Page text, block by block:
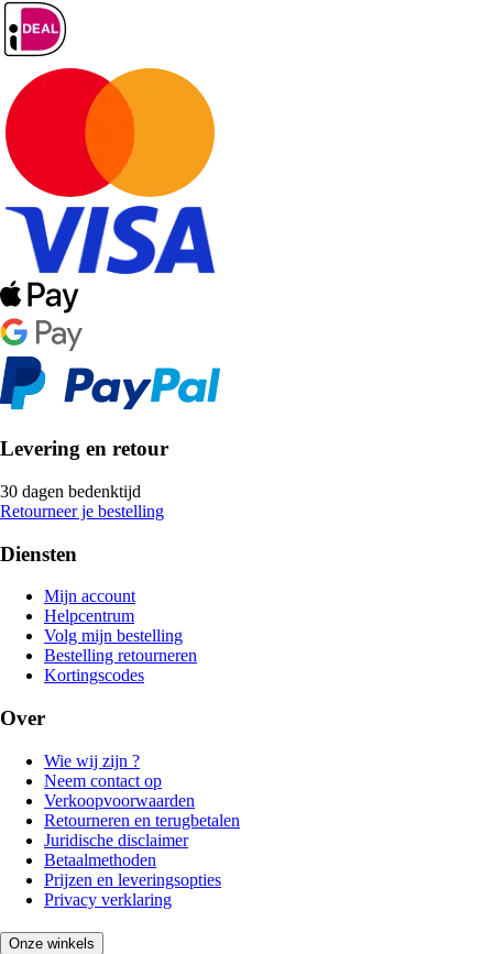
Levering en retour
30 dagen bedenktijd
Retourneer je bestelling
Diensten
Mijn account
Helpcentrum
Volg mijn bestelling
Bestelling retourneren
Kortingscodes
Over
Wie wij zijn ?
Neem contact op
Verkoopvoorwaarden
Retourneren en terugbetalen
Juridische disclaimer
Betaalmethoden
Prijzen en leveringsopties
Privacy verklaring
Onze winkels